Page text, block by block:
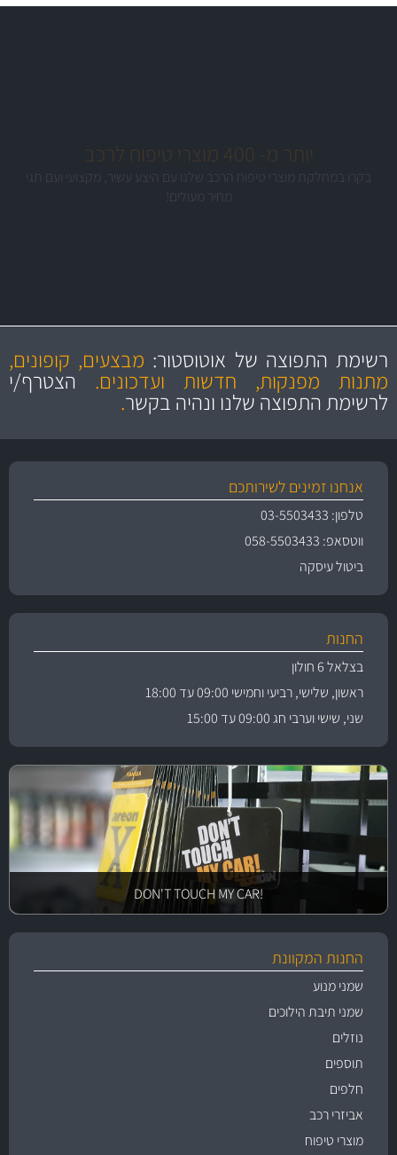
משלוחים
מקצועיות
ושירות מצויין
מחירים
הוגנים
והיצע מוצרים איכותירשימת התפוצה של אוטוסטור: מבצעים, קופונים,
מתנות מפנקות, חדשות ועדכונים.הצטרף/י
לרשימת התפוצה שלנו ונהיה בקשר.
אנחנו זמינים לשירותכם
טלפון: 03-5503433
ווטסאפ: 058-5503433
ביטול עיסקה
החנות
בצלאל 6 חולון
ראשון, שלישי, רביעי וחמישי 09:00 עד 18:00
שני, שישי וערבי חג 09:00 עד 15:00
!DON'T TOUCH MY CAR
החנות המקוונת
שמני מנוע
שמני תיבת הילוכים
נוזלים
תוספים
חלפים
אביזרי רכב
מוצרי טיפוח